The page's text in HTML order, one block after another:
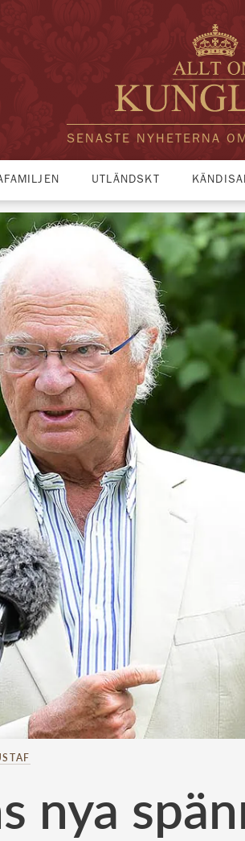
SENASTE NYHETERNA
UTLÄNDSKT
nya